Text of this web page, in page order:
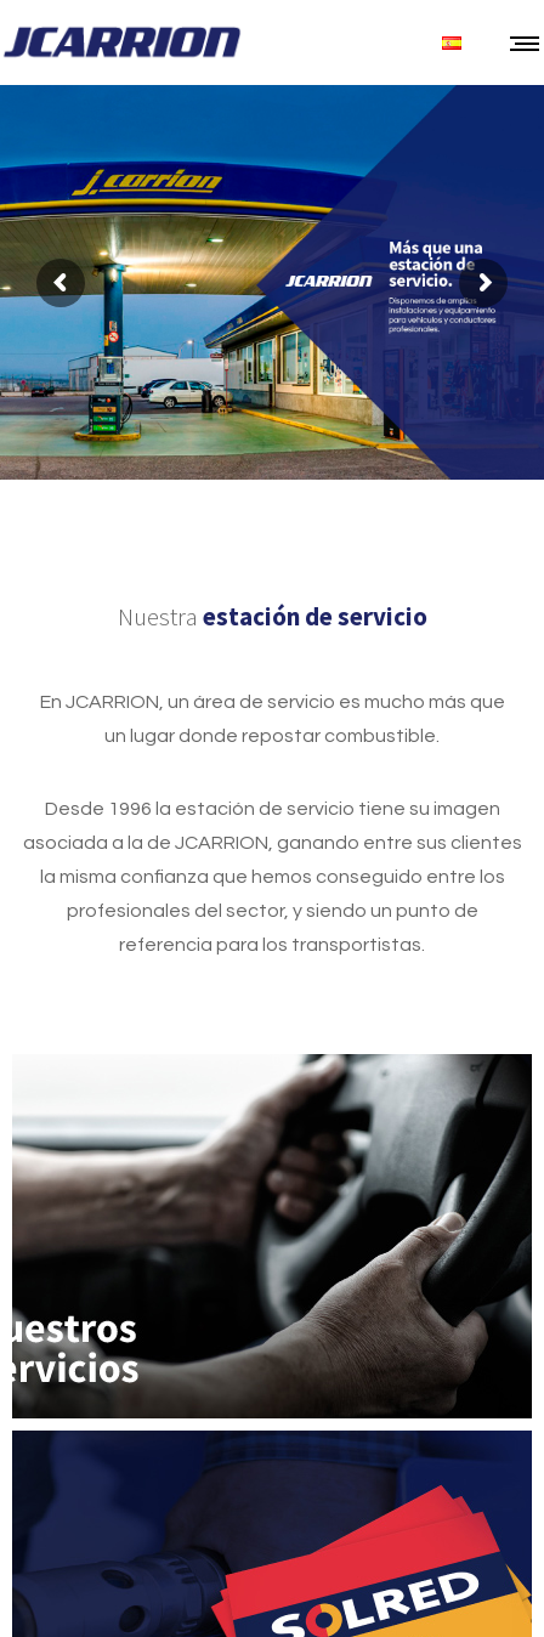
Nuestra estación de servicio
En JCARRION, un área de servicio es mucho más que
un lugar donde repostar combustible.
Desde 1996 la estación de servicio tiene su imagen
asociada a la de JCARRION, ganando entre sus clientes
la misma confianza que hemos conseguido entre los
profesionales del sector, y siendo un punto de
referencia para los transportistas.
Descubre todos los servicios al conductor
que ofrece nuestra estación de servicio.
Para los que buscan ventajas adicionales en
su repostaje.